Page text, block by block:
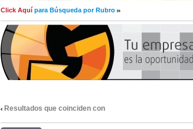
Click Aquípara Búsqueda por Rubro
Resultados que coinciden con